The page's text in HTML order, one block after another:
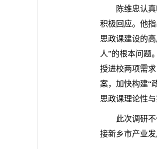
陈维忠认
积极回应。他
思政课建设的
人”的根本问题
授进校两项需
案，加快构建“
思政课理论性与
此次调研
接新乡市产业